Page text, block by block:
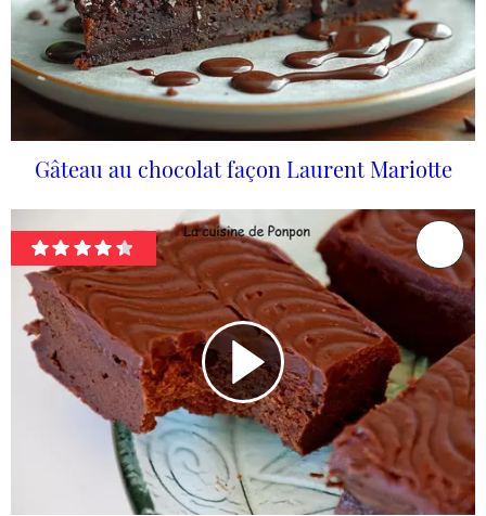
Gâteau au chocolat façon Laurent Mariotte